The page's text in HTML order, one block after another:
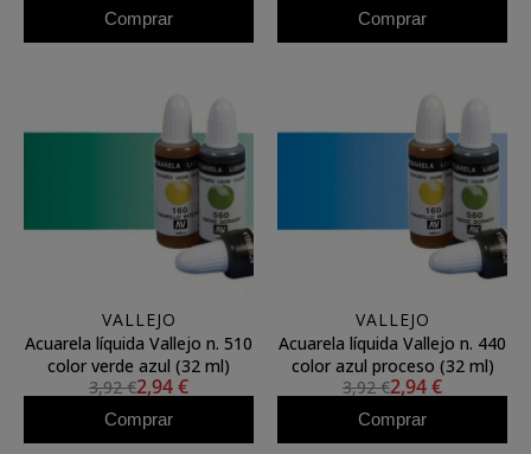
Comprar Comprar
VALLEJO
Acuarela líquida Vallejo n. 510
color verde azul (32 ml)
3,92 €2,94 €
Comprar
VALLEJO
Acuarela líquida Vallejo n. 440
color azul proceso (32 ml)
3,92 €2,94 €
Comprar